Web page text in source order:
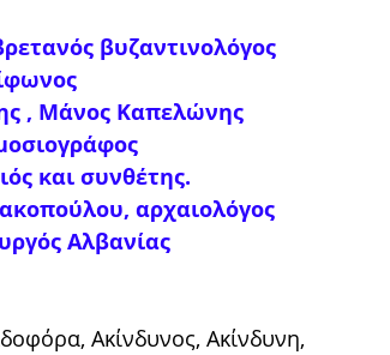
βυζαντινολόγος
, Μάνος Καπελώνης
και συνθέτης.
αρχαιολόγος
Αλβανίας
Ακίνδυνος, Ακίνδυνη,